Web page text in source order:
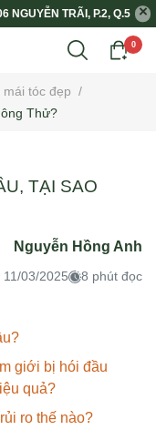
NGUYỄN TRÃI, P.2, Q.5
0
tóc đẹp /
Thử?
TẠI SAO
Nguyễn Hồng Anh
03/2025 8 phút đọc
giới bị hói đầu
quả?
ro thế nào?